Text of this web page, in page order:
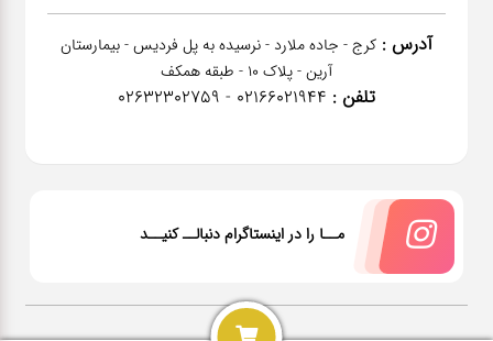
آدرس : کرج - جاده ملارد - نرسیده به پل فردیس - بیمارستان
آرین - پلاک 10 - طبقه همکف
تلفن : 02166021944 - 02632302759
مــا را در اینستاگرام دنبالــ کنیــد